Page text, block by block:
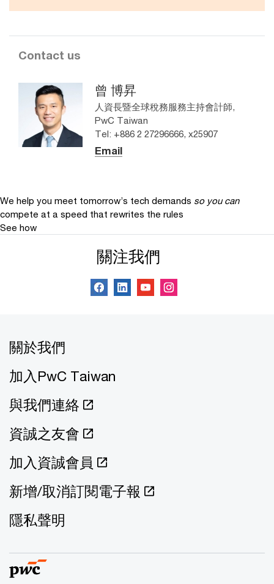
Contact us
曾 博昇
人資長暨全球稅務服務主持會計師,
PwC Taiwan
Tel: +886 2 27296666, x25907
Email
We help you meet tomorrow’s tech demands so you can
compete at a speed that rewrites the rules
See how
關注我們
關於我們
加入PwC Taiwan
與我們連絡
資誠之友會
加入資誠會員
新增/取消訂閱電子報
隱私聲明